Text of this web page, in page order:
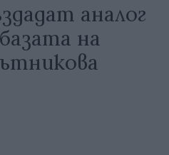
аналог
на